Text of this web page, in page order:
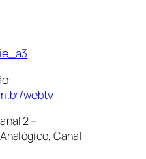
webtv
2 –
Canal